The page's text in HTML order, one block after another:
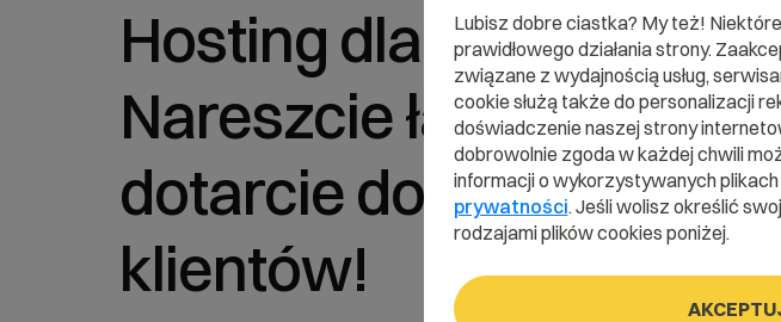
Hosting dla WordPress.
Nareszcie łatwiejsze
dotarcie do nowych
klientów!
Lubisz dobre ciastka? My też!
prawidłowego działania strony.
związane z wydajnością usług,
cookie służą także do personalizacji
doświadczenie naszej strony
dobrowolnie zgoda w każdej chwili
informacji o wykorzystywanych
prywatności. Jeśli wolisz określić
rodzajami plików cookies poniżej.